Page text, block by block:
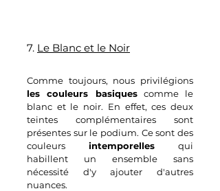
7. Le Blanc et le Noir
Comme toujours, nous privilégions
les couleurs basiques comme le
blanc et le noir. En effet, ces deux
teintes complémentaires sont
présentes sur le podium. Ce sont des
couleurs intemporelles qui
habillent un ensemble sans
nécessité d'y ajouter d'autres
nuances.